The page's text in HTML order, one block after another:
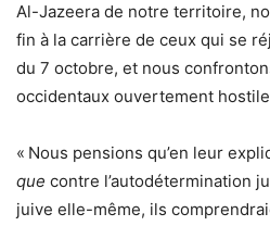
Al-Jazeera de notre territoire,
fin à la carrière de ceux qui se
du 7 octobre, et nous
occidentaux ouvertement
« Nous pensions qu’en leur
que contre l’autodétermination
juive elle-même, ils